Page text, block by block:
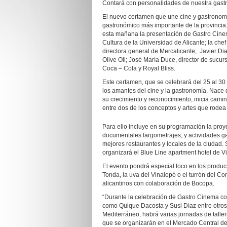
Contará con personalidades de nuestra
El nuevo certamen que une cine y
gastronómico más importante de la
esta mañana la presentación de Gastro
Cultura de la Universidad de Alicante; la
directora general de Mercalicante; Javier
Olive Oil; José María Duce, director de
Coca – Cola y Royal Bliss.
Este certamen, que se celebrará del 25 al
los amantes del cine y la gastronomía.
su crecimiento y reconocimiento, inicia
entre dos de los conceptos y artes que
Para ello incluye en su programación la
documentales largometrajes, y actividades
mejores restaurantes y locales de la
organizará el Blue Line apartment hotel de
El evento pondrá especial foco en los
Tonda, la uva del Vinalopó o el turrón del
alicantinos con colaboración de Bocopa.
“Durante la celebración de Gastro Cinema
como Quique Dacosta y Susi Díaz entre
Mediterráneo, habrá varias jornadas de
que se organizarán en el Mercado Central